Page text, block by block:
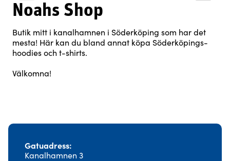
Noahs Shop
Butik mitt i kanalhamnen i Söderköping som har det
mesta! Här kan du bland annat köpa Söderköpings-
hoodies och t-shirts.
Välkomna!
Gatuadress
Kanalhamnen 3